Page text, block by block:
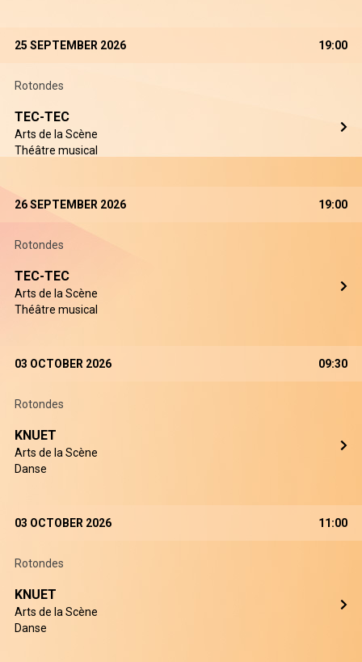
25 SEPTEMBER 2026 19:00
Rotondes
TEC-TEC
Arts de la Scène
Théâtre musical
26 SEPTEMBER 2026 19:00
Rotondes
TEC-TEC
Arts de la Scène
Théâtre musical
03 OCTOBER 2026 09:30
Rotondes
KNUET
Arts de la Scène
Danse
03 OCTOBER 2026 11:00
Rotondes
KNUET
Arts de la Scène
Danse